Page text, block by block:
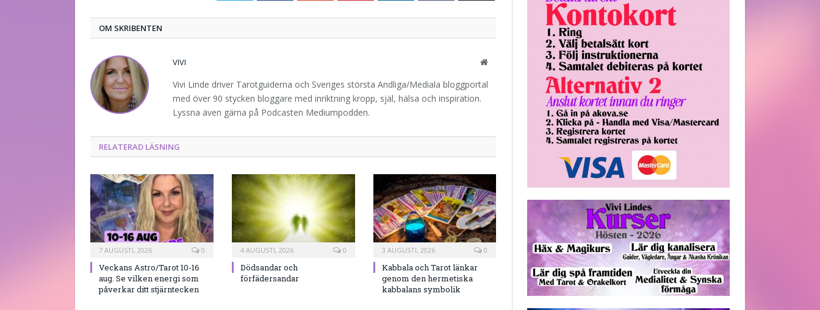
OM SKRIBENTEN
VIVI Website
Vivi Linde driver Tarotguiderna och Sveriges största Andliga/Mediala bloggportal
med över 90 stycken bloggare med inriktning kropp, själ, hälsa och inspiration.
Lyssna även gärna på Podcasten Mediumpodden.
RELATERAD LÄSNING
7 AUGUSTI, 2026 0
Veckans Astro/Tarot 10-16
aug. Se vilken energi som
påverkar ditt stjärntecken
4 AUGUSTI, 2026 0
Dödsandar och
förfädersandar
3 AUGUSTI, 2026 0
Kabbala och Tarot länkar
genom den hermetiska
kabbalans symbolik